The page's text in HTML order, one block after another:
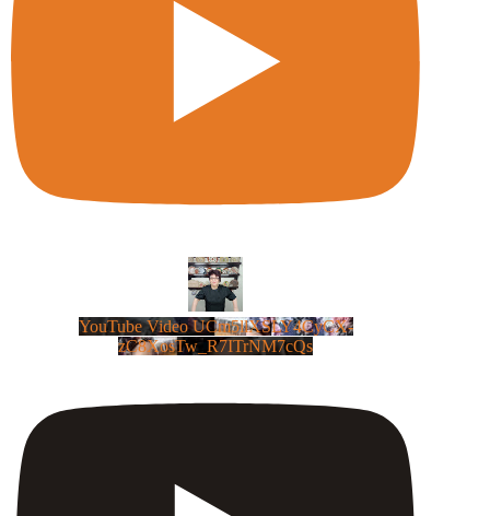
YouTube Video UCm5llXSLY4CyCX-
zC8XosTw_R7ITrNM7cQs